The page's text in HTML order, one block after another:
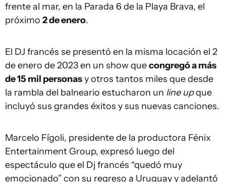
frente al mar, en la Parada 6 de la Playa Brava, el
próximo 2 de enero.
El DJ francés se presentó en la misma locación el 2
de enero de 2023 en un show quecongregó a más
de 15 mil personasy otros tantos miles que desde
la rambla del balneario estucharon un line upque
incluyó sus grandes éxitos y sus nuevas canciones.
Marcelo Fígoli, presidente de la productora Fénix
Entertainment Group, expresó luego del
espectáculo que el Dj francés “quedó muy
emocionado” con su regreso a Uruguay y adelantó